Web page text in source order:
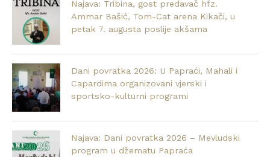
Najava: Tribina, gost predavač hfz.
Ammar Bašić, Tom-Cat arena Kikači, u
petak 7. augusta poslije akšama
Dani povratka 2026: U Papraći, Mahali i
Capardima organizovani vjerski i
sportsko-kulturni programi
Najava: Dani povratka 2026 – Mevludski
program u džematu Papraća